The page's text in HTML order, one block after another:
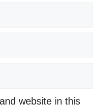
website in this